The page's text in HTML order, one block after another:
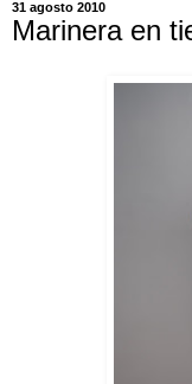
31 agosto 2010
Marinera en